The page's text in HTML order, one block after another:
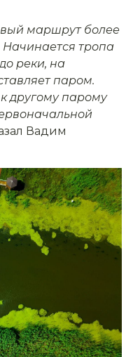
маршрут более
тропа
реки, на
паром.
другому парому
Вадим